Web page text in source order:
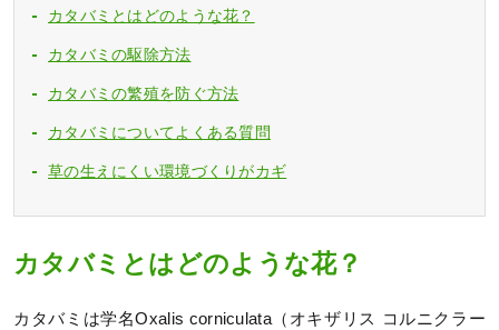
カタバミとはどのような花？
カタバミの駆除方法
カタバミの繁殖を防ぐ方法
カタバミについてよくある質問
草の生えにくい環境づくりがカギ
カタバミとはどのような花？
カタバミは学名Oxalis corniculata（オキザリス コルニクラー